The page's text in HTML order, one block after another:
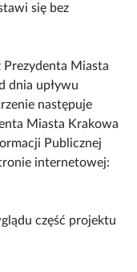
się bez
Prezydenta Miasta
dnia upływu
następuje
Miasta Krakowa
Publicznej
internetowej:
część projektu